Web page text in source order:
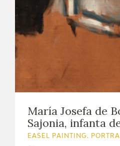
RECURSOS EDUCATIVOS
María Josefa de
Sajonia, infanta
EASEL PAINTING.